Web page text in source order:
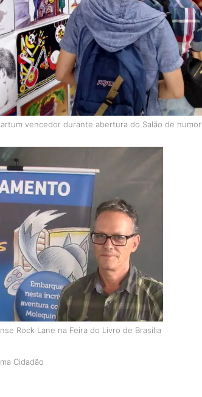
vencedor durante abertura do Salão de humor
Rock Lane na Feira do Livro de Brasília
Cidadão